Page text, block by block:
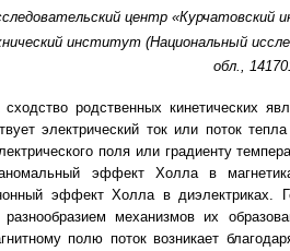
центр
институт (Национальный
обл.,
родственных кинетических
электрический ток или поток
поля или градиенту
эффект Холла в
эффект Холла в диэлектриках.
механизмов их
полю поток возникает